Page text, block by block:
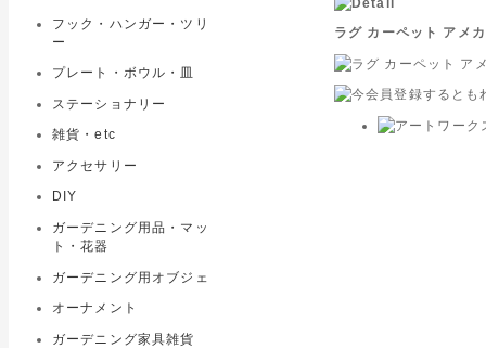
フック・ハンガー・ツリ
ー
プレート・ボウル・皿
ステーショナリー
雑貨・etc
アクセサリー
DIY
ガーデニング用品・マッ
ト・花器
ガーデニング用オブジェ
オーナメント
ガーデニング家具雑貨
ラグ カーペット アメ